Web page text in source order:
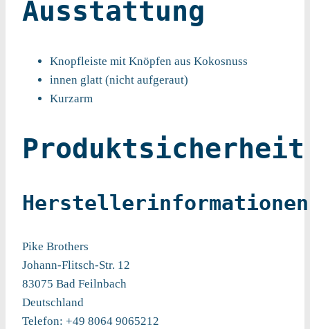
Ausstattung
Knopfleiste mit Knöpfen aus Kokosnuss
innen glatt (nicht aufgeraut)
Kurzarm
Produktsicherheit
Herstellerinformationen
Pike Brothers
Johann-Flitsch-Str. 12
83075 Bad Feilnbach
Deutschland
Telefon: +49 8064 9065212